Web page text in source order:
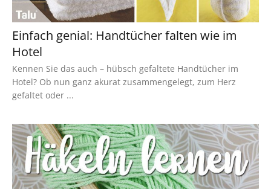
Einfach genial: Handtücher falten wie im
Hotel
Kennen Sie das auch – hübsch gefaltete Handtücher im
Hotel? Ob nun ganz akurat zusammengelegt, zum Herz
gefaltet oder ...